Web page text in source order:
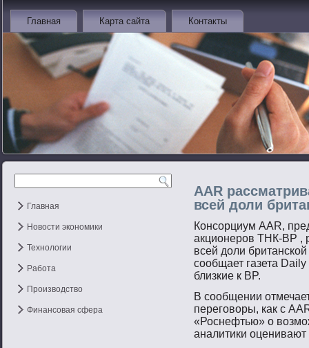
Главная Карта сайта Контакты
Главная
Новости экономики
Технологии
Работа
Производство
Финансовая сфера
AAR
всей доли
Консорциум AAR,
акционеров ТНК-ВР ,
всей доли
сообщает газета
близкие к BP.
В сообщении
переговоры, как с
«Роснефтью» о
аналитики